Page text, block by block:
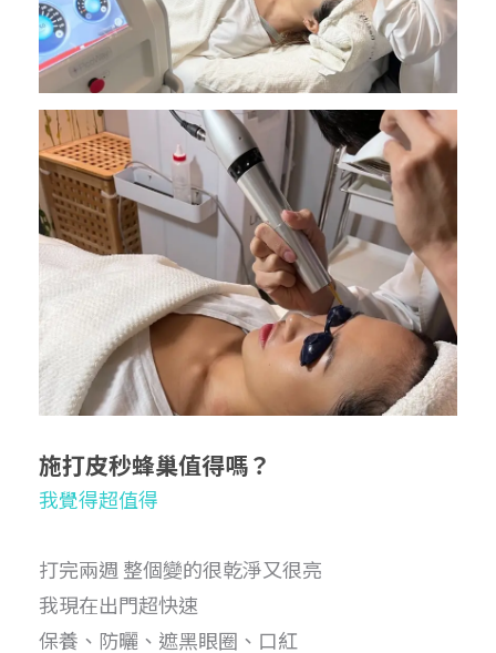
施打皮秒蜂巢值得嗎？
我覺得超值得
打完兩週 整個變的很乾淨又很亮
我現在出門超快速
保養、防曬、遮黑眼圈、口紅